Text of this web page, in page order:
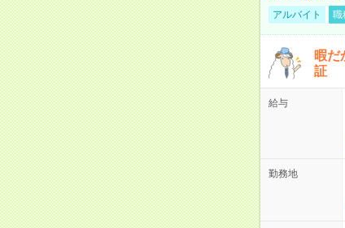
アルバイト 職
暇だ
証
給与
勤務地